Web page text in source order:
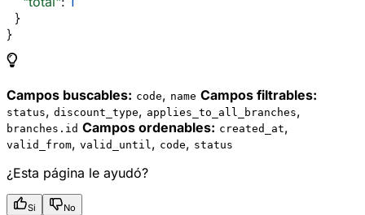
  }
}
Campos buscables: code, name Campos filtrables:
status, discount_type, applies_to_all_branches,
branches.id Campos ordenables: created_at,
valid_from, valid_until, code, status
¿Esta página le ayudó?
Si No